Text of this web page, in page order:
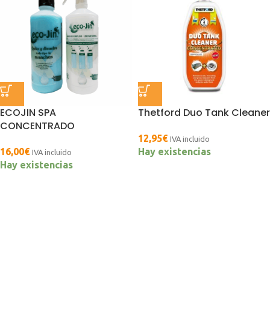
ECOJIN SPA
CONCENTRADO
16,00€ IVA incluido
Hay existencias
Thetford Duo Tank Cleaner
12,95€ IVA incluido
Hay existencias